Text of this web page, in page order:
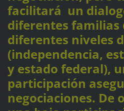
facilitará un
diferentes familias
diferentes niveles
(independencia,
y estado federal),
participación
negociaciones. De